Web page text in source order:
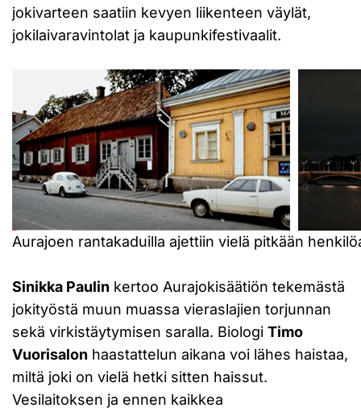
jokivarteen saatiin kevyen liikenteen väylät,
jokilaivaravintolat ja kaupunkifestivaalit.
Aurajoen rantakaduilla ajettiin vielä pitkään
Sinikka Paulin kertoo Aurajokisäätiön tekemästä
jokityöstä muun muassa vieraslajien torjunnan
sekä virkistäytymisen saralla. Biologi Timo
Vuorisalon haastattelun aikana voi lähes haistaa,
miltä joki on vielä hetki sitten haissut.
Vesilaitoksen ja ennen kaikkea